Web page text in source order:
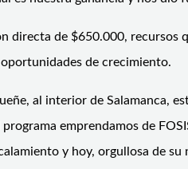
directa de $650.000,
de crecimiento.
al interior de Salamanca,
emprendamos de
y hoy, orgullosa de